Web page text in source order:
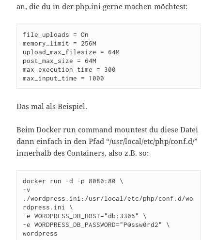
an, die du in der php.ini gerne machen möchtest:
file_uploads = On
memory_limit = 256M
upload_max_filesize = 64M
post_max_size = 64M
max_execution_time = 300
max_input_time = 1000
Das mal als Beispiel.
Beim Docker run command mountest du diese Datei
dann einfach in den Pfad “/usr/local/etc/php/conf.d/”
innerhalb des Containers, also z.B. so:
docker run -d -p 8080:80 \
-v
./wordpress.ini:/usr/local/etc/php/conf.d/wo
rdpress.ini \
-e WORDPRESS_DB_HOST="db:3306" \
-e WORDPRESS_DB_PASSWORD="P@ssw0rd2" \
wordpress